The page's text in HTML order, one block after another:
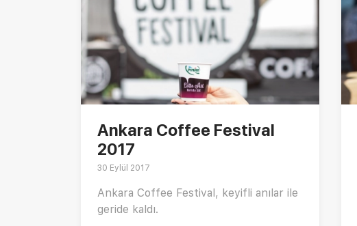
Ankara Coffee Festival
2017
30 Eylül 2017
Ankara Coffee Festival, keyifli anılar ile
geride kaldı.